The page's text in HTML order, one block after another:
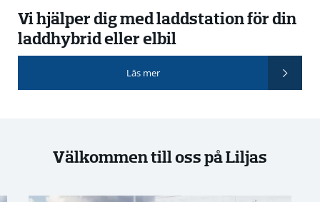
Vi hjälper dig med laddstation för din
laddhybrid eller elbil
Läs mer
Välkommen till oss på Liljas